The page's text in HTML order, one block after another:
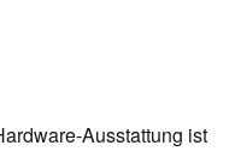
Ausstattung ist